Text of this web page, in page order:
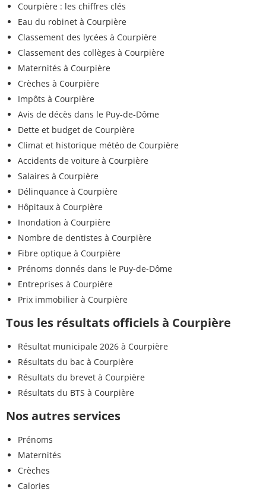
Courpière : les chiffres clés
Eau du robinet à Courpière
Classement des lycées à Courpière
Classement des collèges à Courpière
Maternités à Courpière
Crèches à Courpière
Impôts à Courpière
Avis de décès dans le Puy-de-Dôme
Dette et budget de Courpière
Climat et historique météo de Courpière
Accidents de voiture à Courpière
Salaires à Courpière
Délinquance à Courpière
Hôpitaux à Courpière
Inondation à Courpière
Nombre de dentistes à Courpière
Fibre optique à Courpière
Prénoms donnés dans le Puy-de-Dôme
Entreprises à Courpière
Prix immobilier à Courpière
Tous les résultats officiels à Courpière
Résultat municipale 2026 à Courpière
Résultats du bac à Courpière
Résultats du brevet à Courpière
Résultats du BTS à Courpière
Nos autres services
Prénoms
Maternités
Crèches
Calories